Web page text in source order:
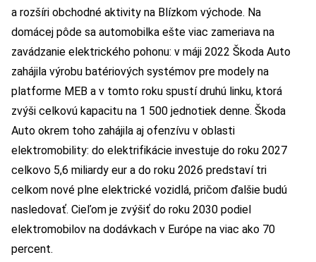
a rozšíri obchodné aktivity na Blízkom východe. Na
domácej pôde sa automobilka ešte viac zameriava na
zavádzanie elektrického pohonu: v máji 2022 Škoda Auto
zahájila výrobu batériových systémov pre modely na
platforme MEB a v tomto roku spustí druhú linku, ktorá
zvýši celkovú kapacitu na 1 500 jednotiek denne. Škoda
Auto okrem toho zahájila aj ofenzívu v oblasti
elektromobility: do elektrifikácie investuje do roku 2027
celkovo 5,6 miliardy eur a do roku 2026 predstaví tri
celkom nové plne elektrické vozidlá, pričom ďalšie budú
nasledovať. Cieľom je zvýšiť do roku 2030 podiel
elektromobilov na dodávkach v Európe na viac ako 70
percent.